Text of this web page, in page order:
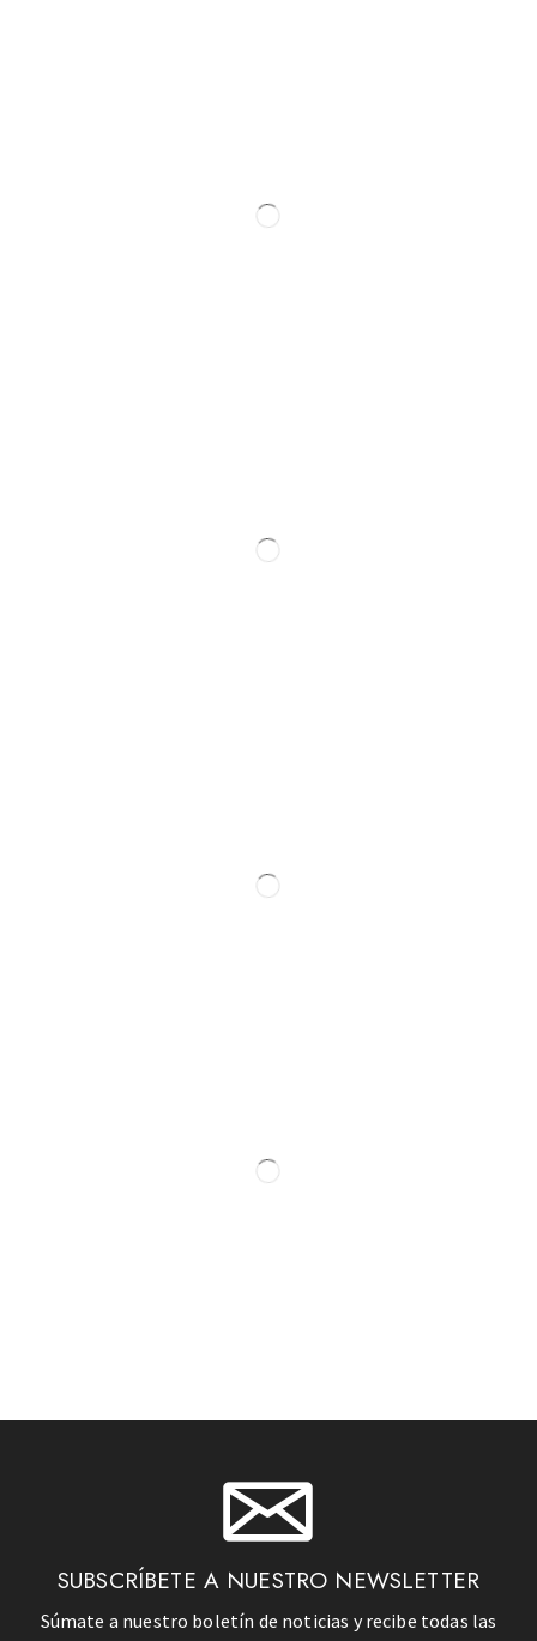
SUBSCRÍBETE A NUESTRO NEWSLETTER
Súmate a nuestro boletín de noticias y recibe todas las